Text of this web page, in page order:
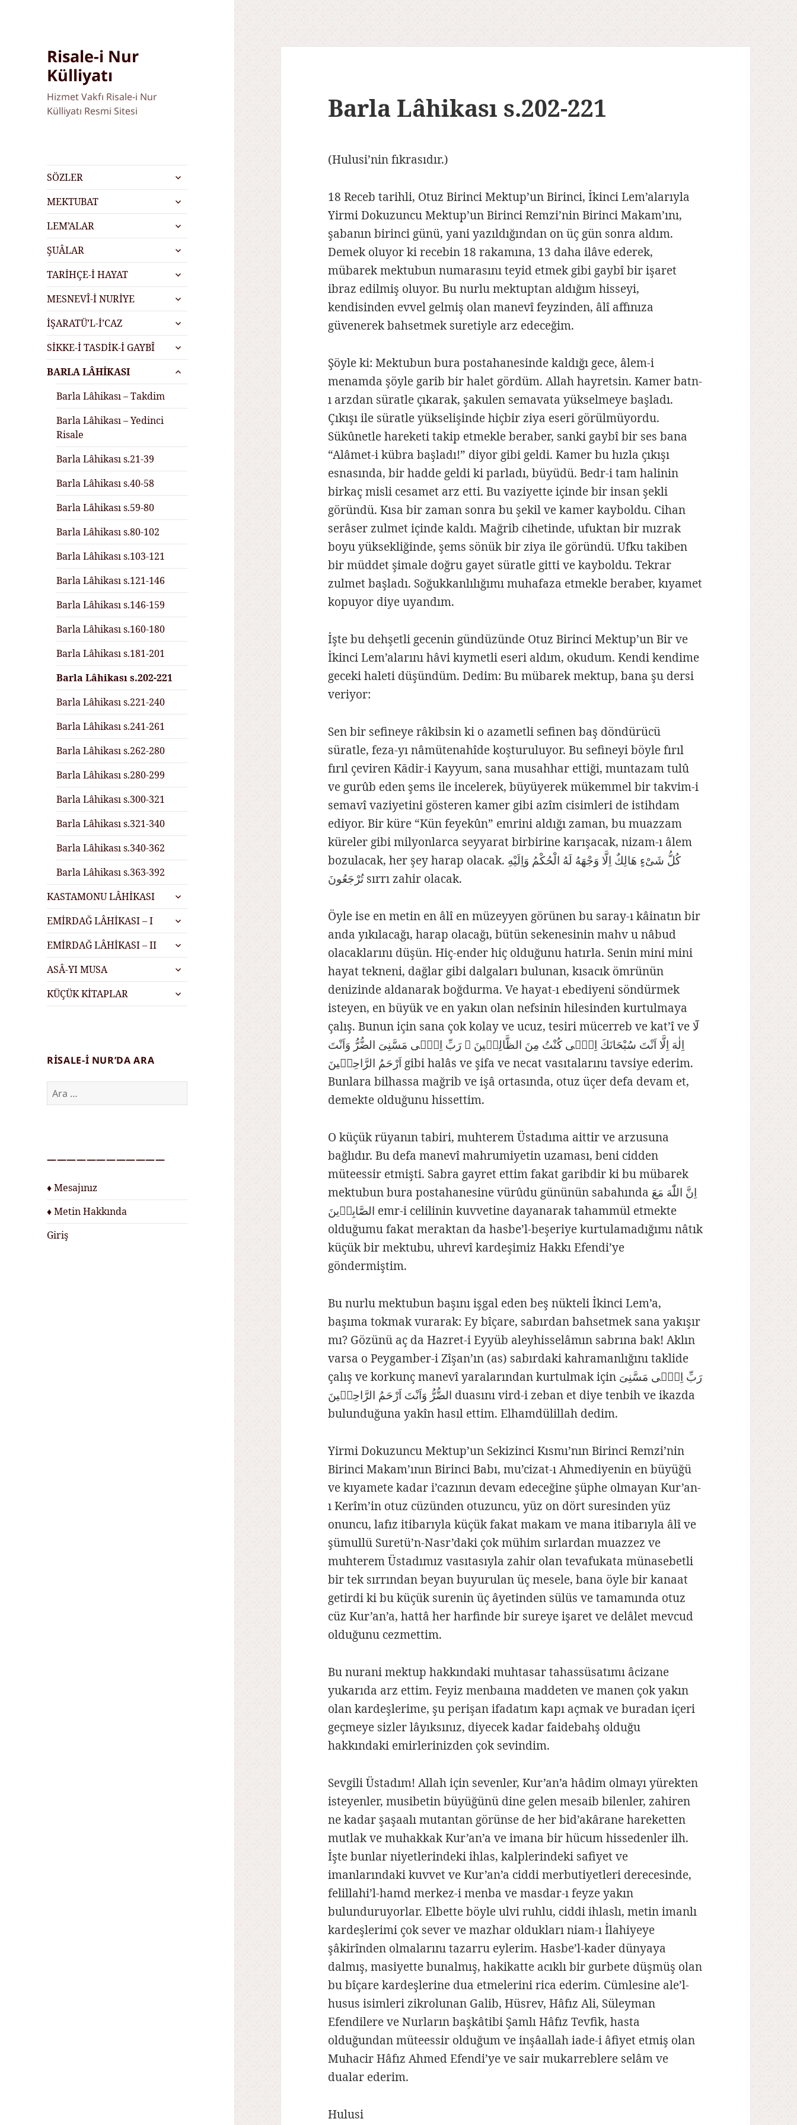
Risale-i Nur
Külliyatı
Hizmet Vakfı Risale-i Nur
Külliyatı Resmi Sitesi
SÖZLER
alt
menüyü
genişlet
MEKTUBAT
alt
menüyü
genişlet
LEM’ALAR
alt
menüyü
genişlet
ŞUÂLAR
alt
menüyü
genişlet
TARİHÇE-İ HAYAT
alt
menüyü
genişlet
MESNEVÎ-İ NURİYE
alt
menüyü
genişlet
İŞARATÜ’L-İ’CAZ
alt
menüyü
genişlet
SİKKE-İ TASDİK-İ GAYBÎ
alt
menüyü
genişlet
BARLA LÂHİKASI
alt
menüyü
Barla Lâhikası – Takdim
Barla Lâhikası – Yedinci
Risale
Barla Lâhikası s.21-39
Barla Lâhikası s.40-58
Barla Lâhikası s.59-80
Barla Lâhikası s.80-102
Barla Lâhikası s.103-121
Barla Lâhikası s.121-146
Barla Lâhikası s.146-159
Barla Lâhikası s.160-180
Barla Lâhikası s.181-201
Barla Lâhikası s.202-221
Barla Lâhikası s.221-240
Barla Lâhikası s.241-261
Barla Lâhikası s.262-280
Barla Lâhikası s.280-299
Barla Lâhikası s.300-321
Barla Lâhikası s.321-340
Barla Lâhikası s.340-362
Barla Lâhikası s.363-392
KASTAMONU LÂHİKASI
alt
menüyü
genişlet
EMİRDAĞ LÂHİKASI – I
alt
menüyü
genişlet
EMİRDAĞ LÂHİKASI – II
alt
menüyü
genişlet
ASÂ-YI MUSA
alt
menüyü
genişlet
KÜÇÜK KİTAPLAR
alt
menüyü
RISALE-I NUR’DA ARA
Arama:
————————————
♦ Mesajınız
♦ Metin Hakkında
Giriş
Barla Lâhikası s.202-221
(Hulusi’nin fıkrasıdır.)
18 Receb tarihli, Otuz Birinci Mektup’un Birinci, İkinci Lem’alarıyla
Yirmi Dokuzuncu Mektup’un Birinci Remzi’nin Birinci Makam’ını,
şabanın birinci günü, yani yazıldığından on üç gün sonra aldım.
Demek oluyor ki recebin 18 rakamına, 13 daha ilâve ederek,
mübarek mektubun numarasını teyid etmek gibi gaybî bir işaret
ibraz edilmiş oluyor. Bu nurlu mektuptan aldığım hisseyi,
kendisinden evvel gelmiş olan manevî feyzinden, âlî affınıza
güvenerek bahsetmek suretiyle arz edeceğim.
Şöyle ki: Mektubun bura postahanesinde kaldığı gece, âlem-i
menamda şöyle garib bir halet gördüm. Allah hayretsin. Kamer batn-
ı arzdan süratle çıkarak, şakulen semavata yükselmeye başladı.
Çıkışı ile süratle yükselişinde hiçbir ziya eseri görülmüyordu.
Sükûnetle hareketi takip etmekle beraber, sanki gaybî bir ses bana
“Alâmet-i kübra başladı!” diyor gibi geldi. Kamer bu hızla çıkışı
esnasında, bir hadde geldi ki parladı, büyüdü. Bedr-i tam halinin
birkaç misli cesamet arz etti. Bu vaziyette içinde bir insan şekli
göründü. Kısa bir zaman sonra bu şekil ve kamer kayboldu. Cihan
serâser zulmet içinde kaldı. Mağrib cihetinde, ufuktan bir mızrak
boyu yüksekliğinde, şems sönük bir ziya ile göründü. Ufku takiben
bir müddet şimale doğru gayet süratle gitti ve kayboldu. Tekrar
zulmet başladı. Soğukkanlılığımı muhafaza etmekle beraber, kıyamet
kopuyor diye uyandım.
İşte bu dehşetli gecenin gündüzünde Otuz Birinci Mektup’un Bir ve
İkinci Lem’alarını hâvi kıymetli eseri aldım, okudum. Kendi kendime
geceki haleti düşündüm. Dedim: Bu mübarek mektup, bana şu dersi
veriyor:
Sen bir sefineye râkibsin ki o azametli sefinen baş döndürücü
süratle, feza-yı nâmütenahîde koşturuluyor. Bu sefineyi böyle fırıl
fırıl çeviren Kādir-i Kayyum, sana musahhar ettiği, muntazam tulû
ve gurûb eden şems ile incelerek, büyüyerek mükemmel bir takvim-i
semavî vaziyetini gösteren kamer gibi azîm cisimleri de istihdam
ediyor. Bir küre “Kün feyekûn” emrini aldığı zaman, bu muazzam
küreler gibi milyonlarca seyyarat birbirine karışacak, nizam-ı âlem
bozulacak, her şey harap olacak. كُلُّ شَىْءٍ هَالِكٌ اِلَّا وَجْهَهُ لَهُ الْحُكْمُ وَاِلَيْهِ
تُرْجَعُونَ sırrı zahir olacak.
Öyle ise en metin en âlî en müzeyyen görünen bu saray-ı kâinatın bir
anda yıkılacağı, harap olacağı, bütün sekenesinin mahv u nâbud
olacaklarını düşün. Hiç-ender hiç olduğunu hatırla. Senin mini mini
hayat tekneni, dağlar gibi dalgaları bulunan, kısacık ömrünün
denizinde aldanarak boğdurma. Ve hayat-ı ebediyeni söndürmek
isteyen, en büyük ve en yakın olan nefsinin hilesinden kurtulmaya
çalış. Bunun için sana çok kolay ve ucuz, tesiri mücerreb ve kat’î ve لَٓا
اِلٰهَ اِلَّا اَنْتَ سُبْحَانَكَ اِنّٖى كُنْتُ مِنَ الظَّالِمٖينَ ۞ رَبِّ اِنّٖى مَسَّنِىَ الضُّرُّ وَاَنْتَ
اَرْحَمُ الرَّاحِمٖينَ gibi halâs ve şifa ve necat vasıtalarını tavsiye ederim.
Bunlara bilhassa mağrib ve işâ ortasında, otuz üçer defa devam et,
demekte olduğunu hissettim.
O küçük rüyanın tabiri, muhterem Üstadıma aittir ve arzusuna
bağlıdır. Bu defa manevî mahrumiyetin uzaması, beni cidden
müteessir etmişti. Sabra gayret ettim fakat garibdir ki bu mübarek
mektubun bura postahanesine vürûdu gününün sabahında اِنَّ اللّٰهَ مَعَ
الصَّابِرٖينَ emr-i celilinin kuvvetine dayanarak tahammül etmekte
olduğumu fakat meraktan da hasbe’l-beşeriye kurtulamadığımı nâtık
küçük bir mektubu, uhrevî kardeşimiz Hakkı Efendi’ye
göndermiştim.
Bu nurlu mektubun başını işgal eden beş nükteli İkinci Lem’a,
başıma tokmak vurarak: Ey bîçare, sabırdan bahsetmek sana yakışır
mı? Gözünü aç da Hazret-i Eyyüb aleyhisselâmın sabrına bak! Aklın
varsa o Peygamber-i Zîşan’ın (as) sabırdaki kahramanlığını taklide
çalış ve korkunç manevî yaralarından kurtulmak için رَبِّ اِنّٖى مَسَّنِىَ
الضُّرُّ وَاَنْتَ اَرْحَمُ الرَّاحِمٖينَ duasını vird-i zeban et diye tenbih ve ikazda
bulunduğuna yakîn hasıl ettim. Elhamdülillah dedim.
Yirmi Dokuzuncu Mektup’un Sekizinci Kısmı’nın Birinci Remzi’nin
Birinci Makam’ının Birinci Babı, mu’cizat-ı Ahmediyenin en büyüğü
ve kıyamete kadar i’cazının devam edeceğine şüphe olmayan Kur’an-
ı Kerîm’in otuz cüzünden otuzuncu, yüz on dört suresinden yüz
onuncu, lafız itibarıyla küçük fakat makam ve mana itibarıyla âlî ve
şümullü Suretü’n-Nasr’daki çok mühim sırlardan muazzez ve
muhterem Üstadımız vasıtasıyla zahir olan tevafukata münasebetli
bir tek sırrından beyan buyurulan üç mesele, bana öyle bir kanaat
getirdi ki bu küçük surenin üç âyetinden sülüs ve tamamında otuz
cüz Kur’an’a, hattâ her harfinde bir sureye işaret ve delâlet mevcud
olduğunu cezmettim.
Bu nurani mektup hakkındaki muhtasar tahassüsatımı âcizane
yukarıda arz ettim. Feyiz menbaına maddeten ve manen çok yakın
olan kardeşlerime, şu perişan ifadatım kapı açmak ve buradan içeri
geçmeye sizler lâyıksınız, diyecek kadar faidebahş olduğu
hakkındaki emirlerinizden çok sevindim.
Sevgili Üstadım! Allah için sevenler, Kur’an’a hâdim olmayı yürekten
isteyenler, musibetin büyüğünü dine gelen mesaib bilenler, zahiren
ne kadar şaşaalı mutantan görünse de her bid’akârane hareketten
mutlak ve muhakkak Kur’an’a ve imana bir hücum hissedenler ilh.
İşte bunlar niyetlerindeki ihlas, kalplerindeki safiyet ve
imanlarındaki kuvvet ve Kur’an’a ciddi merbutiyetleri derecesinde,
felillahi’l-hamd merkez-i menba ve masdar-ı feyze yakın
bulunduruyorlar. Elbette böyle ulvi ruhlu, ciddi ihlaslı, metin imanlı
kardeşlerimi çok sever ve mazhar oldukları niam-ı İlahiyeye
şâkirînden olmalarını tazarru eylerim. Hasbe’l-kader dünyaya
dalmış, masiyette bunalmış, hakikatte acıklı bir gurbete düşmüş olan
bu bîçare kardeşlerine dua etmelerini rica ederim. Cümlesine ale’l-
husus isimleri zikrolunan Galib, Hüsrev, Hâfız Ali, Süleyman
Efendilere ve Nurların başkâtibi Şamlı Hâfız Tevfik, hasta
olduğundan müteessir olduğum ve inşâallah iade-i âfiyet etmiş olan
Muhacir Hâfız Ahmed Efendi’ye ve sair mukarreblere selâm ve
dualar ederim.
Hulusi